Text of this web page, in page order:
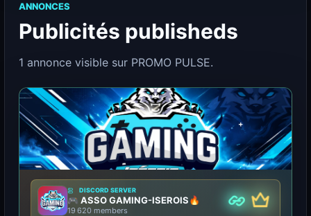
ANNONCES
Publicités publisheds
1 annonce visible sur PROMO PULSE.
DISCORD SERVER
🎮 ASSO GAMING-ISEROIS🔥
19 620 members
PartnerPremium